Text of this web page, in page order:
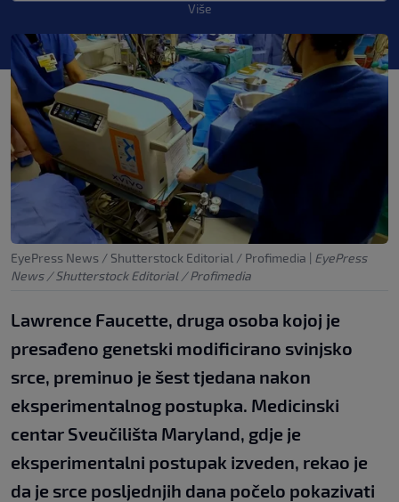
Više
EyePress News / Shutterstock Editorial / Profimedia | EyePress
News / Shutterstock Editorial / Profimedia
Lawrence Faucette, druga osoba kojoj je
presađeno genetski modificirano svinjsko
srce, preminuo je šest tjedana nakon
eksperimentalnog postupka. Medicinski
centar Sveučilišta Maryland, gdje je
eksperimentalni postupak izveden, rekao je
da je srce posljednjih dana počelo pokazivati